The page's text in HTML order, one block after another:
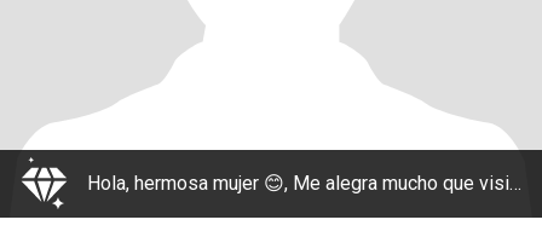
Hola, hermosa mujer 😊, Me alegra mucho que visites mi perfil. Soy un hombre sencillo, con los pies en la tierra y sé lo que quiero para mi futuro: una relación amorosa, honesta y respetuosa que dure toda la vida. El humor, la lealtad, la confianza